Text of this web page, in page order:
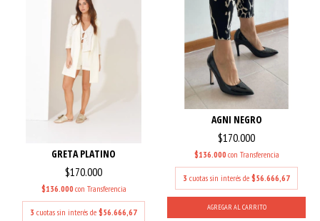
GRETA PLATINO
$170.000
$136.000con Transferencia
3 cuotas sin interés de $56.666,67
AGNI NEGRO
$170.000
$136.000con Transferencia
3 cuotas sin interés de $56.666,67
AGREGAR AL CARRITO